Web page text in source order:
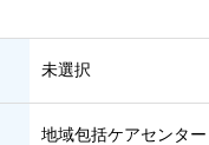
未選択
地域包括ケアセンター